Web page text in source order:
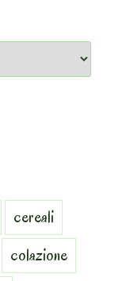
cereali
colazione